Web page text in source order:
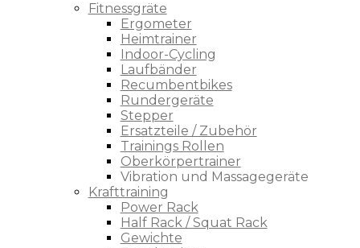
Fitnessgräte
Ergometer
Heimtrainer
Indoor-Cycling
Laufbänder
Recumbentbikes
Rundergeräte
Stepper
Ersatzteile / Zubehör
Trainings Rollen
Oberkörpertrainer
Vibration und Massagegeräte
Krafttraining
Power Rack
Half Rack / Squat Rack
Gewichte